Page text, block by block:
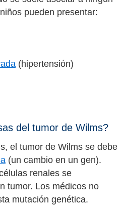
pueden presentar:
(hipertensión)
del tumor de Wilms?
el tumor de Wilms se debe
(un cambio en un gen).
renales se
tumor. Los médicos no
mutación genética.